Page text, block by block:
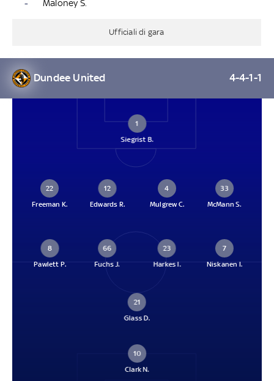
- Maloney S.
Ufficiali di gara
Dundee United 4-4-1-1
1
Siegrist B.
22
Freeman K.
12
Edwards R.
4
Mulgrew C.
33
McMann S.
8
Pawlett P.
66
Fuchs J.
23
Harkes I.
7
Niskanen I.
21
Glass D.
10
Clark N.